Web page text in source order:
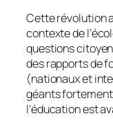
Cette révolution
contexte de
questions
des rapports de
(nationaux et
géants
l’éducation est